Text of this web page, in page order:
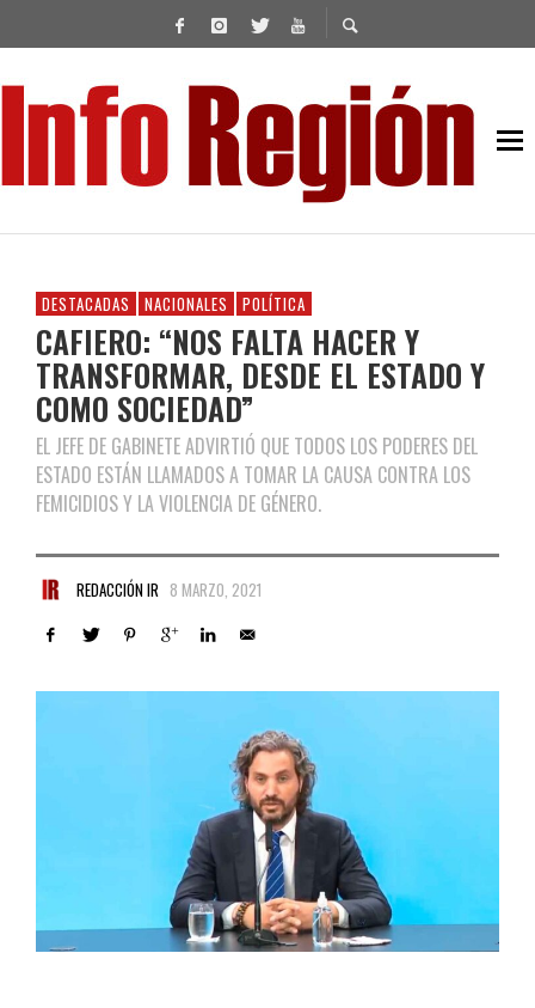
DESTACADAS NACIONALES POLÍTICA
CAFIERO: “NOS FALTA HACER Y
TRANSFORMAR, DESDE EL ESTADO Y
COMO SOCIEDAD”
EL JEFE DE GABINETE ADVIRTIÓ QUE TODOS LOS PODERES DEL
ESTADO ESTÁN LLAMADOS A TOMAR LA CAUSA CONTRA LOS
FEMICIDIOS Y LA VIOLENCIA DE GÉNERO.
REDACCIÓN IR 8 MARZO, 2021